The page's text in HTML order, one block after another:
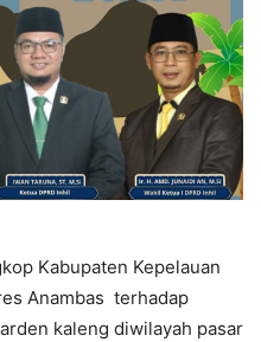
Kabupaten Kepelauan
Anambas terhadap
kaleng diwilayah pasar